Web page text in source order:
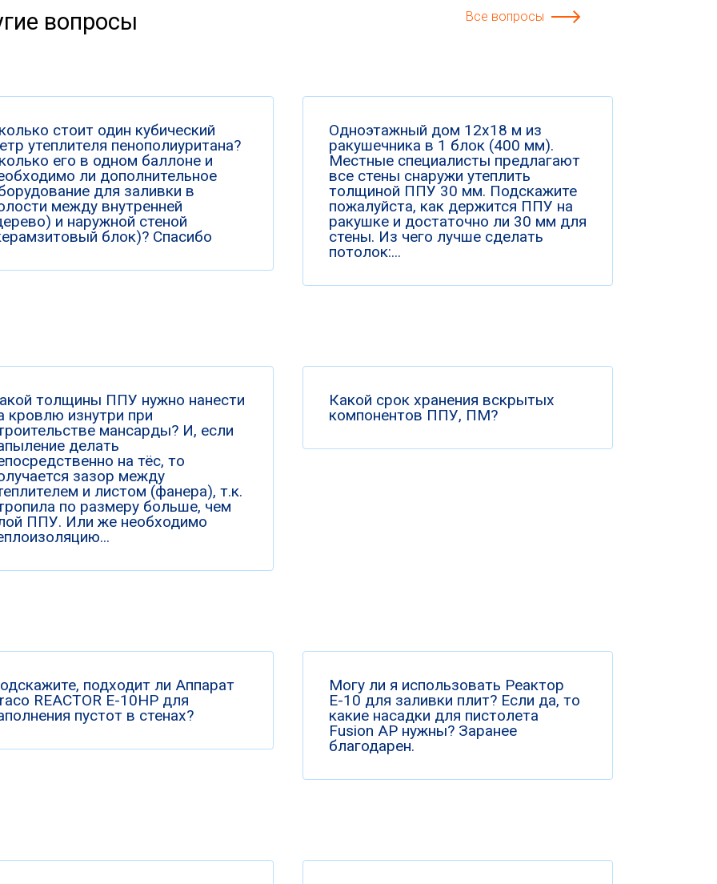
вопросы Все вопросы
стоит один кубический
утеплителя пенополиуритана?
его в одном баллоне и
ли дополнительное
для заливки в
между внутренней
и наружной стеной
блок)? Спасибо
Одноэтажный дом 12х18 м из
ракушечника в 1 блок (400 мм).
Местные специалисты предлагают
все стены снаружи утеплить
толщиной ППУ 30 мм. Подскажите
пожалуйста, как держится ППУ на
ракушке и достаточно ли 30 мм для
стены. Из чего лучше сделать
потолок:...
толщины ППУ нужно нанести
кровлю изнутри при
мансарды? И, если
делать
на тёс, то
зазор между
и листом (фанера), т.к.
по размеру больше, чем
ППУ. Или же необходимо
Какой срок хранения вскрытых
компонентов ППУ, ПМ?
подходит ли Аппарат
REACTOR E-10HP для
пустот в стенах?
Могу ли я использовать Реактор
Е-10 для заливки плит? Если да, то
какие насадки для пистолета
Fusion AP нужны? Заранее
благодарен.